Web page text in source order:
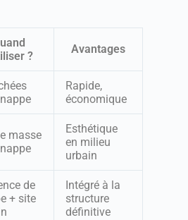
?
Avantages
Rapide,
économique
masse
Esthétique
en milieu
urbain
de
+ site
Intégré à la
structure
définitive